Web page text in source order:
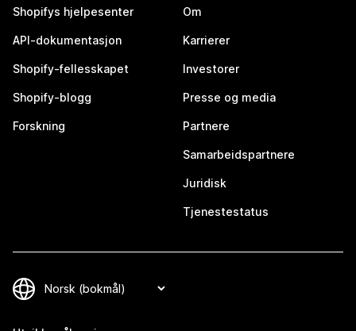
Shopifys hjelpesenter
API-dokumentasjon
Shopify-fellesskapet
Shopify-blogg
Forskning
Om
Karrierer
Investorer
Presse og media
Partnere
Samarbeidspartnere
Juridisk
Tjenestestatus